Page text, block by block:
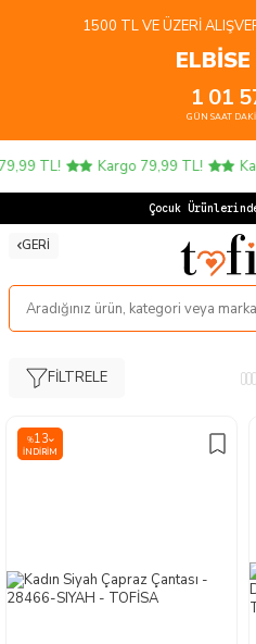
1500 TL VE ÜZERI
1
GÜN
01
SAAT
79,99 TL! Kargo 79,99 TL!
GERI
FILTRELE
%13
İNDIRIM